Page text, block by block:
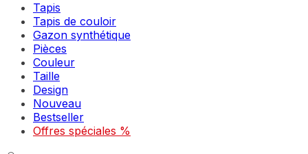
Tapis
Tapis de couloir
Gazon synthétique
Pièces
Couleur
Taille
Design
Nouveau
Bestseller
Offres spéciales %
Les cookies indispensables sont cruciaux pour les
Les cookies liés aux préférences permettent au site de
comme votre langue préférée ou la région dans laquelle